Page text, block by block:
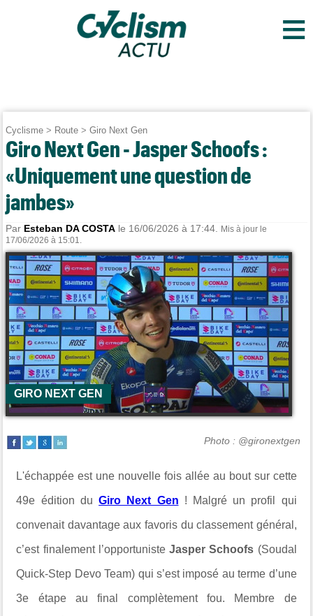
≡
Cyclisme > Route >Giro Next Gen
Giro Next Gen - Jasper Schoofs :
«Uniquement une question de
jambes»
Par Esteban DA COSTA le 16/06/2026 à 17:44.
Mis à jour le
17/06/2026 à 15:01.
GIRO NEXT GEN
Photo : @gironextgen
L'échappée est une nouvelle fois allée au bout sur cette
49e édition duGiro Next Gen ! Malgré un profil qui
convenait davantage aux favoris du classement général,
c’est finalement l’opportunisteJasper Schoofs (Soudal
Quick-Step Devo Team) qui s’est imposé au terme d’une
3e étape au final complètement fou. Membre de